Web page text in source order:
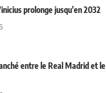
prolonge jusqu'en 2032
entre le Real Madrid et le